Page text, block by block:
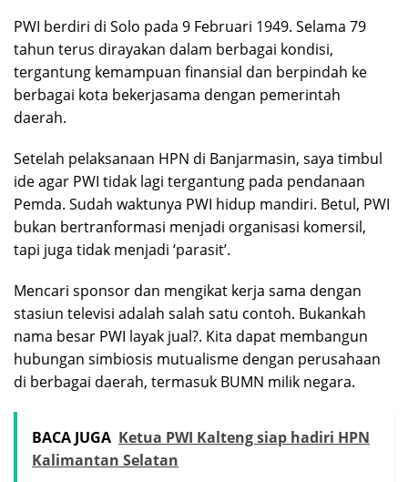
PWI berdiri di Solo pada 9 Februari 1949. Selama 79
tahun terus dirayakan dalam berbagai kondisi,
tergantung kemampuan finansial dan berpindah ke
berbagai kota bekerjasama dengan pemerintah
daerah.
Setelah pelaksanaan HPN di Banjarmasin, saya timbul
ide agar PWI tidak lagi tergantung pada pendanaan
Pemda. Sudah waktunya PWI hidup mandiri. Betul, PWI
bukan bertranformasi menjadi organisasi komersil,
tapi juga tidak menjadi ‘parasit’.
Mencari sponsor dan mengikat kerja sama dengan
stasiun televisi adalah salah satu contoh. Bukankah
nama besar PWI layak jual?. Kita dapat membangun
hubungan simbiosis mutualisme dengan perusahaan
di berbagai daerah, termasuk BUMN milik negara.
BACA JUGA Ketua PWI Kalteng siap hadiri HPN
Kalimantan Selatan